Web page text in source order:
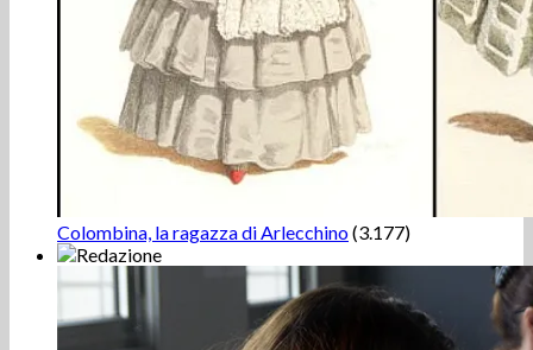
Colombina, la ragazza di Arlecchino(3.177)